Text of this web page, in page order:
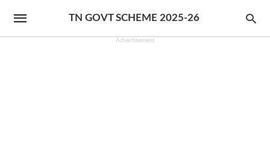
TN GOVT SCHEME 2025-26
Advertisement